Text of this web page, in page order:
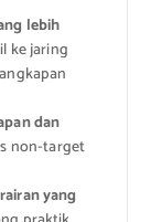
lebih
ke jaring
dan
non-target
yang